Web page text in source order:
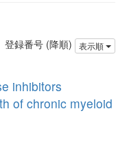
登録番号 (降順) 表示順
inhibitors
of chronic myeloid